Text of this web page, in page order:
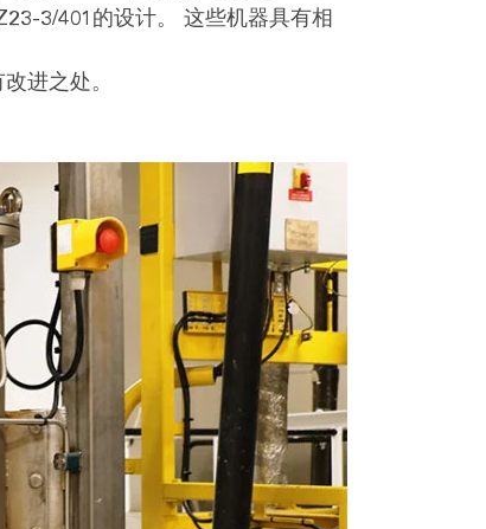
3/401的设计。 这些机器具有相
进之处。